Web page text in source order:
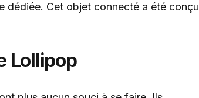
dédiée. Cet objet connecté a été conçu
Lollipop